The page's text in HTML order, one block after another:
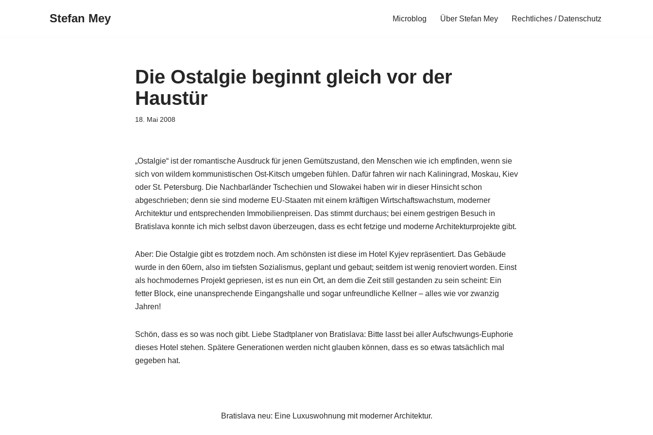
Stefan Mey Microblog Über Stefan Mey Rechtliches / Datenschutz
Die Ostalgie beginnt gleich vor der
Haustür
18. Mai 2008
„Ostalgie“ ist der romantische Ausdruck für jenen Gemütszustand, den Menschen wie ich empfinden, wenn sie
sich von wildem kommunistischen Ost-Kitsch umgeben fühlen. Dafür fahren wir nach Kaliningrad, Moskau, Kiev
oder St. Petersburg. Die Nachbarländer Tschechien und Slowakei haben wir in dieser Hinsicht schon
abgeschrieben; denn sie sind moderne EU-Staaten mit einem kräftigen Wirtschaftswachstum, moderner
Architektur und entsprechenden Immobilienpreisen. Das stimmt durchaus; bei einem gestrigen Besuch in
Bratislava konnte ich mich selbst davon überzeugen, dass es echt fetzige und moderne Architekturprojekte gibt.
Aber: Die Ostalgie gibt es trotzdem noch. Am schönsten ist diese im Hotel Kyjev repräsentiert. Das Gebäude
wurde in den 60ern, also im tiefsten Sozialismus, geplant und gebaut; seitdem ist wenig renoviert worden. Einst
als hochmodernes Projekt gepriesen, ist es nun ein Ort, an dem die Zeit still gestanden zu sein scheint: Ein
fetter Block, eine unansprechende Eingangshalle und sogar unfreundliche Kellner – alles wie vor zwanzig
Jahren!
Schön, dass es so was noch gibt. Liebe Stadtplaner von Bratislava: Bitte lasst bei aller Aufschwungs-Euphorie
dieses Hotel stehen. Spätere Generationen werden nicht glauben können, dass es so etwas tatsächlich mal
gegeben hat.
Bratislava neu: Eine Luxuswohnung mit moderner Architektur.